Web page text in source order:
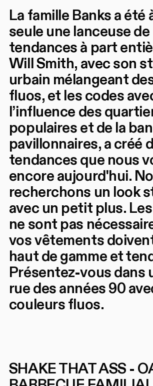
La famille Banks a été
seule une lanceuse de
tendances à part
Will Smith, avec son
urbain mélangeant
fluos, et les codes
l’influence des
populaires et de la
pavillonnaires, a créé
tendances que nous
encore aujourd'hui.
recherchons un look
avec un petit plus.
ne sont pas
vos vêtements
haut de gamme et
Présentez-vous dans
rue des années 90
couleurs fluos.
SHAKE THAT ASS -